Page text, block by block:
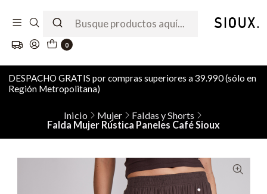
0
DESPACHO GRATIS por compras superiores a 39.990 (sólo en
Región Metropolitana)
Inicio Mujer
Faldas y Shorts
Falda Mujer Rústica Paneles Café Sioux